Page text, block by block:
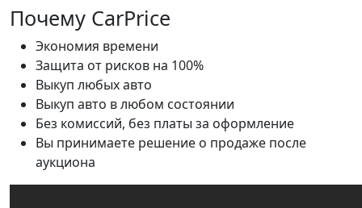
Почему CarPrice
Экономия времени
Защита от рисков на 100%
Выкуп любых авто
Выкуп авто в любом состоянии
Без комиссий, без платы за оформление
Вы принимаете решение о продаже после
аукциона